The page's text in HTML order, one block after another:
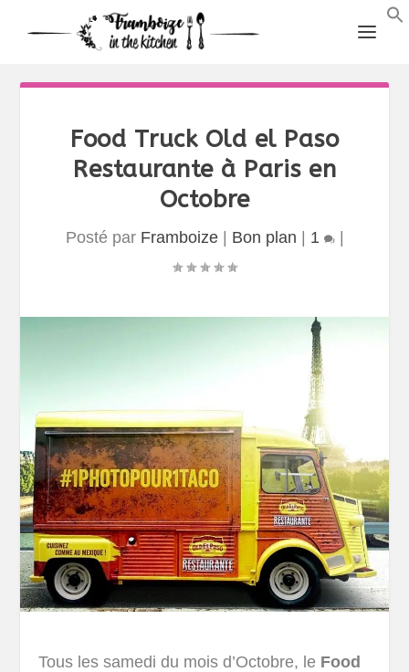
Food Truck Old el Paso
Restaurante à Paris en
Octobre
Posté par Framboize| Bon plan 1 |
Tous les samedi du mois d’Octobre, le Food